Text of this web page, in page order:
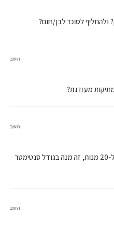
ולהחליף לסוכר לבן/חום?
השב
עוגה בתבנית 20 על 20 מחולקת ל-20 מנות, זה מנה בגודל סנטימטר
השב
השב